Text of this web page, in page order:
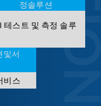
테스트 및 측정 솔루
비스